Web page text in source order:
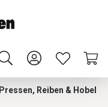
to see
CONTINUE
&amp;
Pressen, Reiben & Hobel